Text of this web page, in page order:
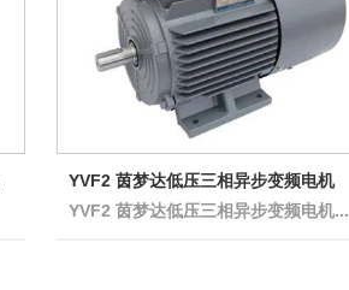
YVF2 茵梦达低压三相异步变频电机
YVF2 茵梦达低压三相异步变频电机...